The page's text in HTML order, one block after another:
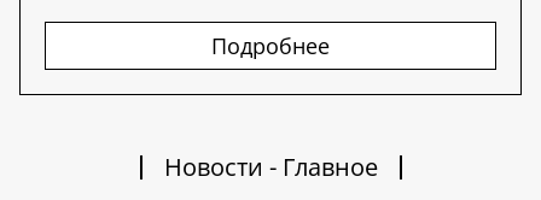
Подробнее
Новости - Главное